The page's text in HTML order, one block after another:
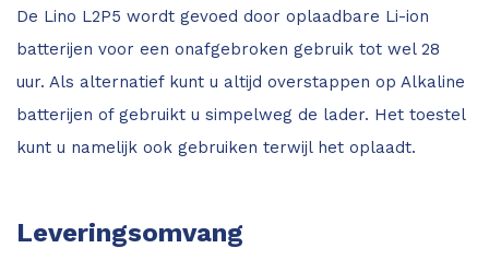
De Lino L2P5 wordt gevoed door oplaadbare Li-ion
batterijen voor een onafgebroken gebruik tot wel 28
uur. Als alternatief kunt u altijd overstappen op Alkaline
batterijen of gebruikt u simpelweg de lader. Het toestel
kunt u namelijk ook gebruiken terwijl het oplaadt.
Leveringsomvang